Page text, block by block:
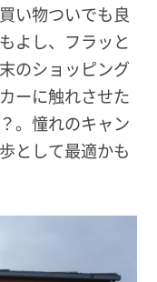
い物ついでも良
よし、フラッと
のショッピング
ーに触れさせた
。憧れのキャン
として最適かも